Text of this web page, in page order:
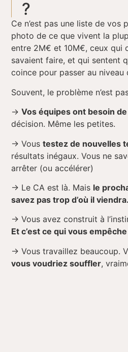
?
Ce n’est pas une liste de vos
photo de ce que vivent la
entre 2M€ et 10M€, ceux qui
savaient faire, et qui sentent
coince pour passer au niveau
Souvent, le problème n’est
→Vos équipes ont besoin
décision. Même les petites.
→Voustestez de nouvelles
résultats inégaux. Vous ne
arrêter (ou accélérer)
→ Le CA est là. Mais le
savez pas trop d’où il viendra.
→Vous avez construit à
Et c’est ce qui vous
→Vous travaillez beaucoup.
vous voudriez souffler,